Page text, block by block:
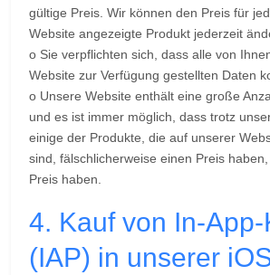
gültige Preis. Wir können den Preis für
Website angezeigte Produkt jederzeit
o Sie verpflichten sich, dass alle von
Website zur Verfügung gestellten Daten
o Unsere Website enthält eine große
und es ist immer möglich, dass trotz
einige der Produkte, die auf unserer
sind, fälschlicherweise einen Preis
Preis haben.
4. Kauf von In-
(IAP) in unserer